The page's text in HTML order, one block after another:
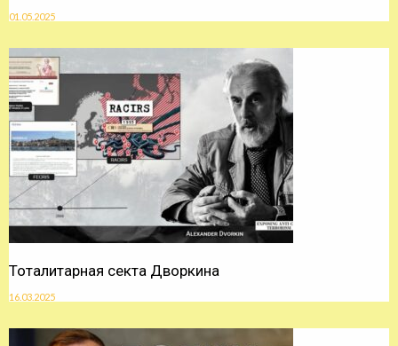
01.05.2025
Тоталитарная секта Дворкина
16.03.2025